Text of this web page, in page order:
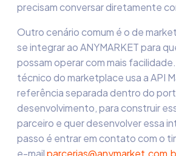
precisam conversar diretamente
Outro cenário comum é o de
se integrar ao ANYMARKET para
possam operar com mais
técnico do marketplace usa a API
referência separada dentro do
desenvolvimento, para construir
parceiro e quer desenvolver essa
passo é entrar em contato com o